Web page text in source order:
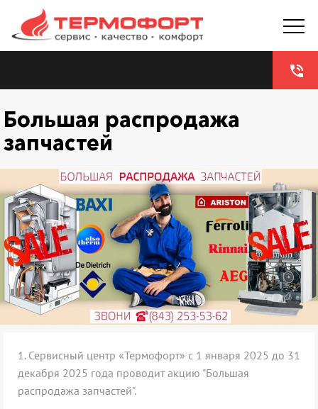
phone_in_talk
Большая распродажа
запчастей
1.Сервисный центр «Термофорт» с 1 января 2025 до 31
декабря 2025 года проводит акцию "Большая
распродажа запчастей".